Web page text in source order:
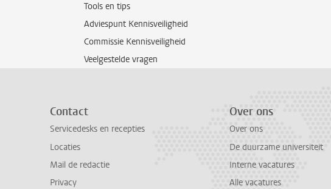
Tools en tips
Adviespunt Kennisveiligheid
Commissie Kennisveiligheid
Veelgestelde vragen
Contact
Servicedesks en recepties
Locaties
Mail de redactie
Privacy
Over ons
Over ons
De duurzame universiteit
Interne vacatures
Alle vacatures